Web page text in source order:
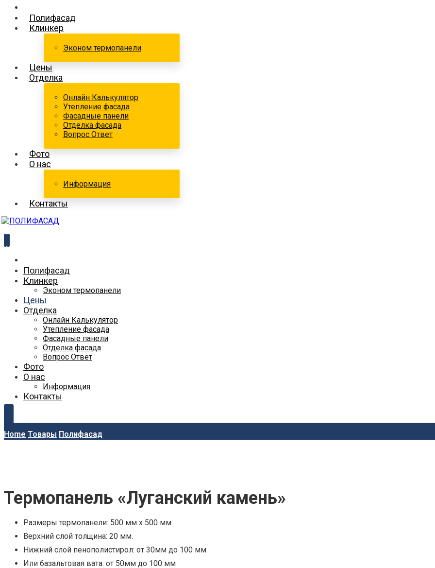
Полифасад
Клинкер
Эконом термопанели
Цены
Отделка
Онлайн Калькулятор
Утепление фасада
Фасадные панели
Отделка фасада
Вопрос Ответ
Фото
О нас
Информация
Контакты
Полифасад
Клинкер
Эконом термопанели
Цены
Отделка
Онлайн Калькулятор
Утепление фасада
Фасадные панели
Отделка фасада
Вопрос Ответ
Фото
О нас
Информация
Контакты
Home Товары Полифасад
Термопанель «Луганский камень»
Размеры термопанели: 500 мм x 500 мм
Верхний слой толщина: 20 мм.
Нижний слой пенополистирол: от 30мм до 100 мм
Или базальтовая вата: от 50мм до 100 мм